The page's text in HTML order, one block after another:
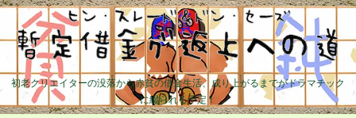
初老クリエイターの没落から赤貧の借金生活、成り上がるまでがドラマチック
に綴られる予定！